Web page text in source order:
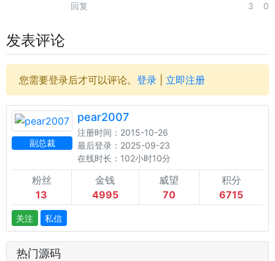
回复
3 0
发表评论
您需要登录后才可以评论。 登录 立即注册
副总裁
pear2007
注册时间：2015-10-26
最后登录：2025-09-23
在线时长：102小时10分
粉丝
13
金钱
4995
威望
70
积分
6715
关注 私信
热门源码